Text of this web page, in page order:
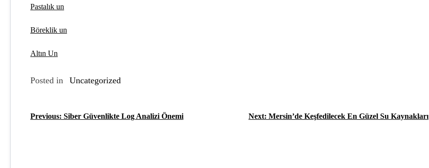
Pastalık un
Böreklik un
Altın Un
Posted in Uncategorized
Y
Previous: Siber Güvenlikte Log Analizi Önemi Next: Mersin’de Keşfedilecek En Güzel Su Kaynakları